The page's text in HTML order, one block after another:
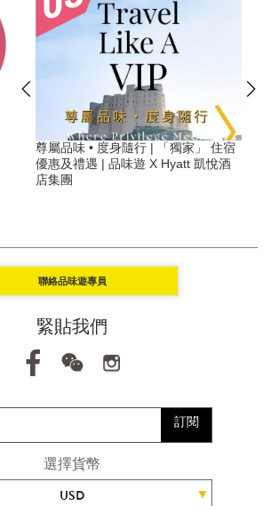
尊屬品味 • 度身隨行 | 「獨家」 住宿
優惠及禮遇 | 品味遊 X Hyatt 凱悅酒
店集團
聯絡品味遊專員
緊貼我們
訂閱
選擇貨幣
USD